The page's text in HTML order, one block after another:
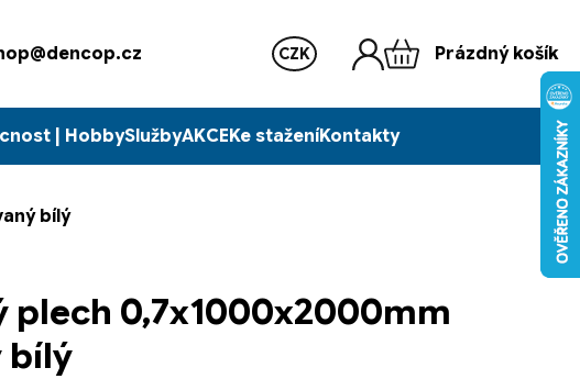
CZK Prázdný košík
| HobbySlužbyAKCEKe staženíKontakty
bílý
plech 0,7x1000x2000mm
bílý